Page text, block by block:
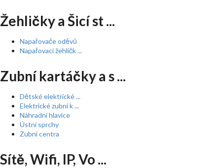
Žehličky a Šicí st ...
Napařovače oděvů
Napařovací žehličk ...
Zubní kartáčky a s ...
Dětské elektrické ...
Elektrické zubní k ...
Náhradní hlavice
Ústní sprchy
Zubní centra
Sítě, Wifi, IP, Vo ...